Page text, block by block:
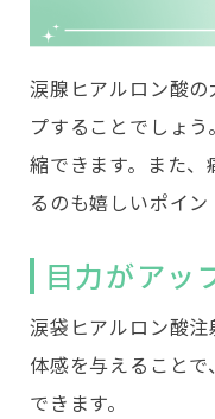
涙腺ヒアルロン酸
プすることでしょ
縮できます。また
るのも嬉しいポイン
目力がアッ
涙袋ヒアルロン酸
体感を与えること
できます。